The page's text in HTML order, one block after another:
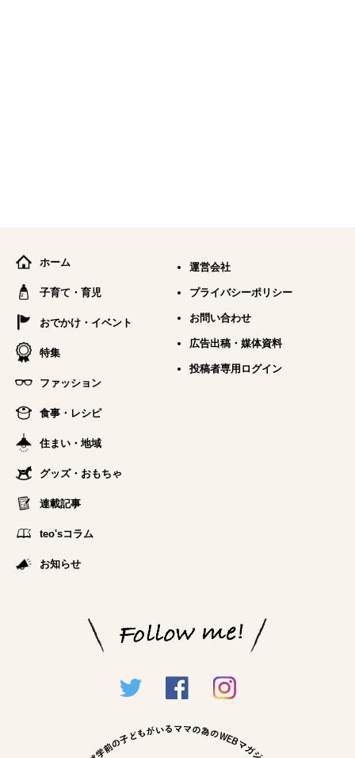
ホーム
子育て・育児
おでかけ・イベント
特集
ファッション
食事・レシピ
住まい・地域
グッズ・おもちゃ
連載記事
teo'sコラム
お知らせ
運営会社
プライバシーポリシー
お問い合わせ
広告出稿・媒体資料
投稿者専用ログイン